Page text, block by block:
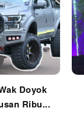
Doyok
Ribu...